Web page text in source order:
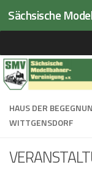
Zum Inhalt
HAUS DER
WITTGENSDORF